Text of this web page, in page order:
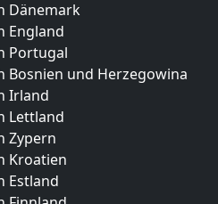
Dänemark
England
Portugal
Bosnien und Herzegowina
Irland
Lettland
Zypern
Kroatien
Estland